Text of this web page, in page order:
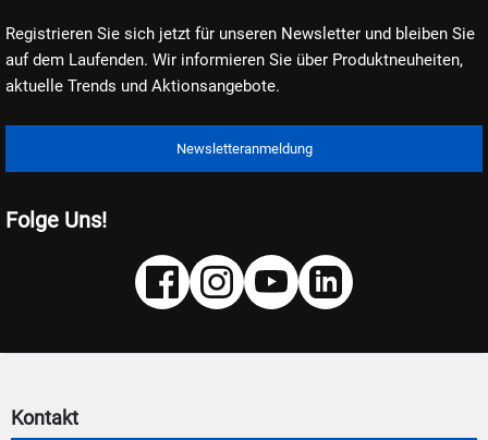
Registrieren Sie sich jetzt für unseren Newsletter und bleiben Sie
auf dem Laufenden. Wir informieren Sie über Produktneuheiten,
aktuelle Trends und Aktionsangebote.
Newsletteranmeldung
Folge Uns!
Kontakt